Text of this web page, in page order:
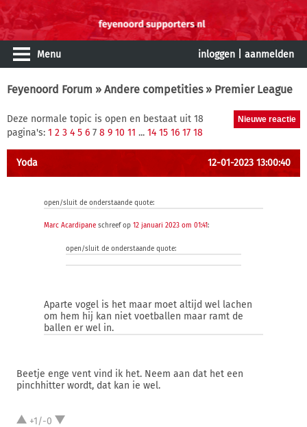
Menu inloggen aanmelden
Feyenoord Forum » Andere competities» Premier League
Deze normale topic is open en bestaat uit 18
pagina's: 1 2 3 4 5 6 7 8 9 10 11 ... 14 15 16 17 18
Yoda 12-01-2023 13:00:40
open/sluit de onderstaande quote:
Marc Acardipane schreef op 12 januari 2023 om 01:41:
open/sluit de onderstaande quote:
Aparte vogel is het maar moet altijd wel lachen
om hem hij kan niet voetballen maar ramt de
ballen er wel in.
Beetje enge vent vind ik het. Neem aan dat het een
pinchhitter wordt, dat kan ie wel.
+1/-0